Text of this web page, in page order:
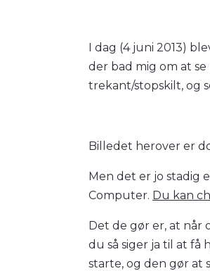
I dag (4 juni 2013)
der bad mig om at
trekant/stopskilt, og
Billedet herover er
Men det er jo stadig
Computer. Du kan
Det de gør er, at når
du så siger ja til at få
starte, og den gør at